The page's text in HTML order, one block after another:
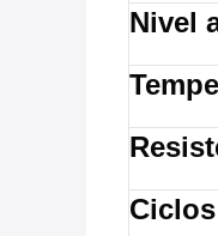
Nivel